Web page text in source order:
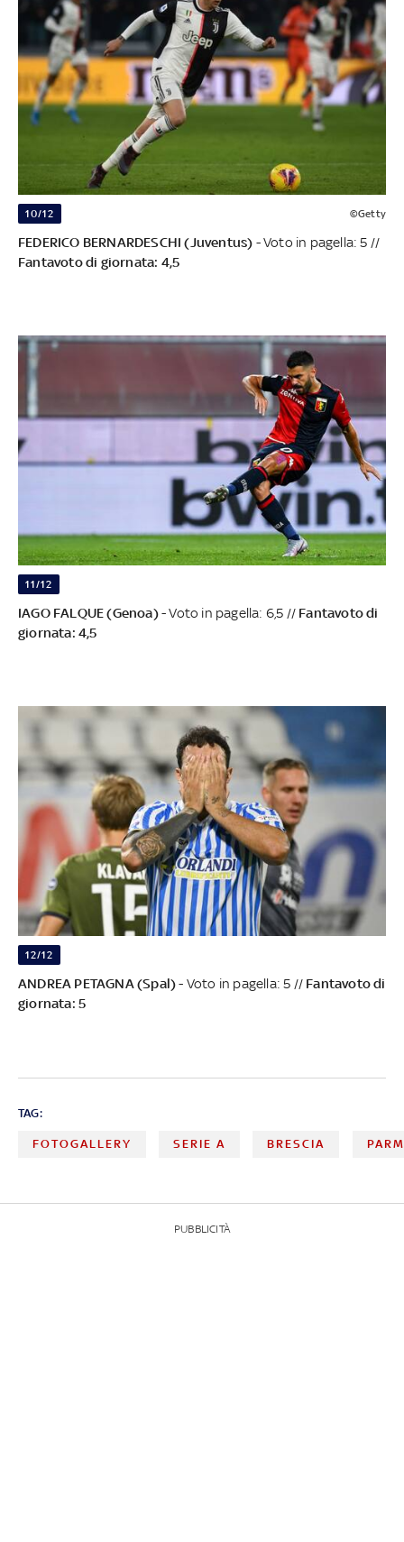
10/12 ©Getty
FEDERICO BERNARDESCHI (Juventus) - Voto in pagella: 5 //
Fantavoto di giornata: 4,5
11/12
IAGO FALQUE (Genoa)- Voto in pagella: 6,5 // Fantavoto di
giornata: 4,5
12/12
ANDREA PETAGNA (Spal)- Voto in pagella: 5 // Fantavoto di
giornata: 5
TAG:
FOTOGALLERY SERIE A BRESCIA
PUBBLICITÀ